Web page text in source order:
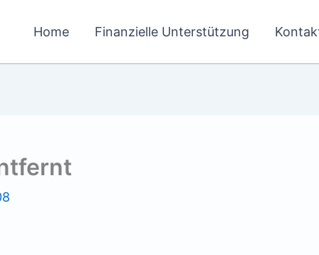
Home Finanzielle Unterstützung